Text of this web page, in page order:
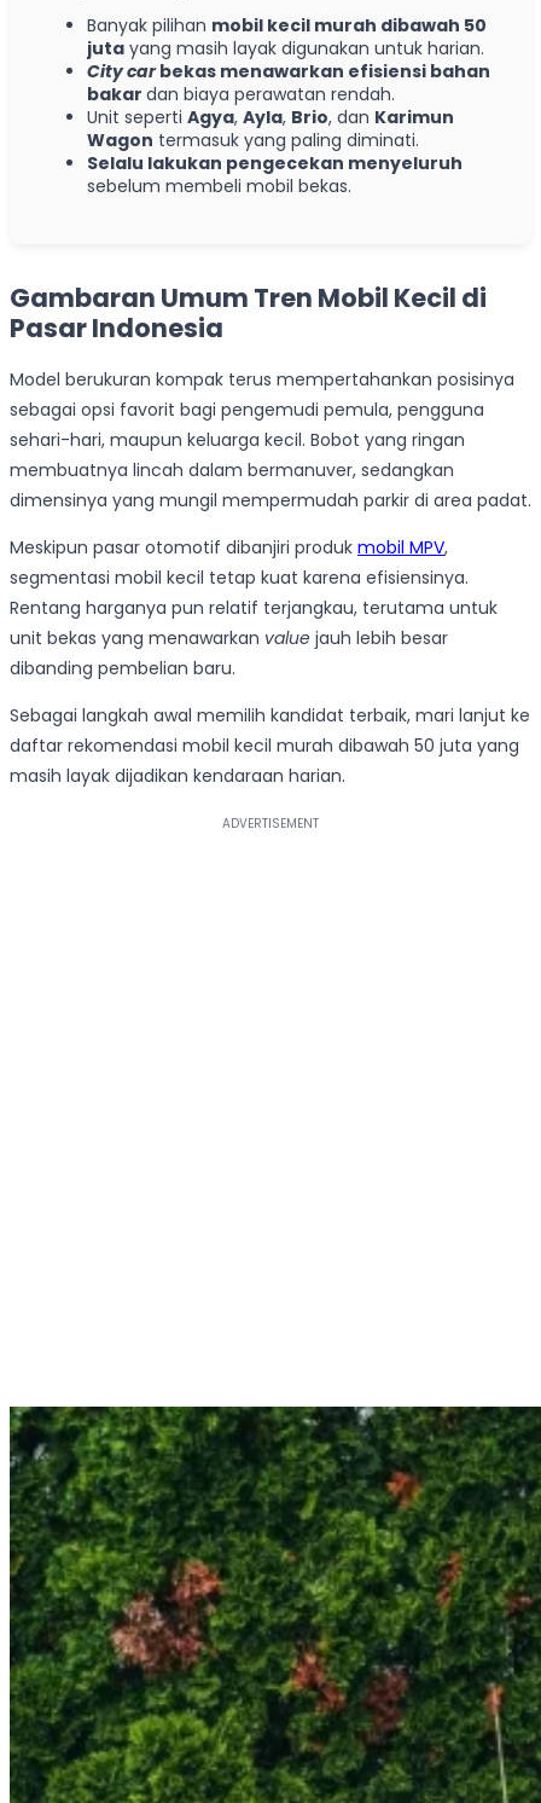
Banyak pilihan mobil kecil murah dibawah 50
juta yang masih layak digunakan untuk harian.
City carbekas menawarkan efisiensi bahan
bakar dan biaya perawatan rendah.
Unit seperti Agya, Ayla, Brio, dan Karimun
Wagon termasuk yang paling diminati.
Selalu lakukan pengecekan menyeluruh
sebelum membeli mobil bekas.
Gambaran Umum Tren Mobil Kecil di
Pasar Indonesia
Model berukuran kompak terus mempertahankan posisinya
sebagai opsi favorit bagi pengemudi pemula, pengguna
sehari-hari, maupun keluarga kecil. Bobot yang ringan
membuatnya lincah dalam bermanuver, sedangkan
dimensinya yang mungil mempermudah parkir di area padat.
Meskipun pasar otomotif dibanjiri produk mobil MPV,
segmentasi mobil kecil tetap kuat karena efisiensinya.
Rentang harganya pun relatif terjangkau, terutama untuk
unit bekas yang menawarkan value jauh lebih besar
dibanding pembelian baru.
Sebagai langkah awal memilih kandidat terbaik, mari lanjut ke
daftar rekomendasi mobil kecil murah dibawah 50 juta yang
masih layak dijadikan kendaraan harian.